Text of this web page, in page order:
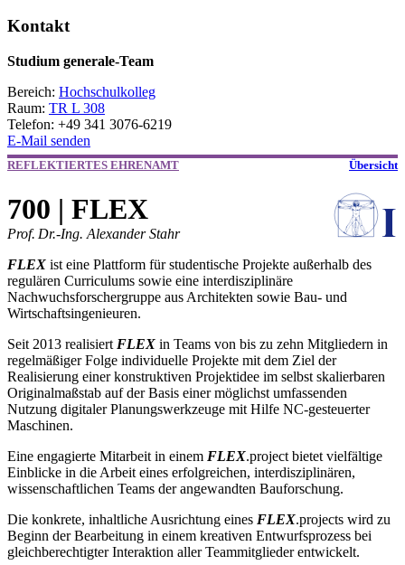
Kontakt
Studium generale-Team
Bereich: Hochschulkolleg
Raum: TR L 308
Telefon: +49 341 3076-6219
E-Mail senden
REFLEKTIERTES EHRENAMT Übersicht
700 | FLEX
Prof. Dr.-Ing. Alexander Stahr
FLEX ist eine Plattform für studentische Projekte außerhalb des
regulären Curriculums sowie eine interdisziplinäre
Nachwuchsforschergruppe aus Architekten sowie Bau- und
Wirtschaftsingenieuren.
Seit 2013 realisiert FLEX in Teams von bis zu zehn Mitgliedern in
regelmäßiger Folge individuelle Projekte mit dem Ziel der
Realisierung einer konstruktiven Projektidee im selbst skalierbaren
Originalmaßstab auf der Basis einer möglichst umfassenden
Nutzung digitaler Planungswerkzeuge mit Hilfe NC-gesteuerter
Maschinen.
Eine engagierte Mitarbeit in einem FLEX.project bietet vielfältige
Einblicke in die Arbeit eines erfolgreichen, interdisziplinären,
wissenschaftlichen Teams der angewandten Bauforschung.
Die konkrete, inhaltliche Ausrichtung eines FLEX.projects wird zu
Beginn der Bearbeitung in einem kreativen Entwurfsprozess bei
gleichberechtigter Interaktion aller Teammitglieder entwickelt.